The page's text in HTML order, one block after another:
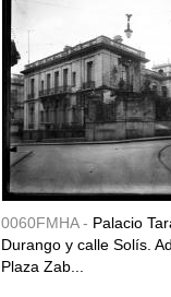
0060FMHA - Palacio
Durango y calle Solís.
Plaza Zab...